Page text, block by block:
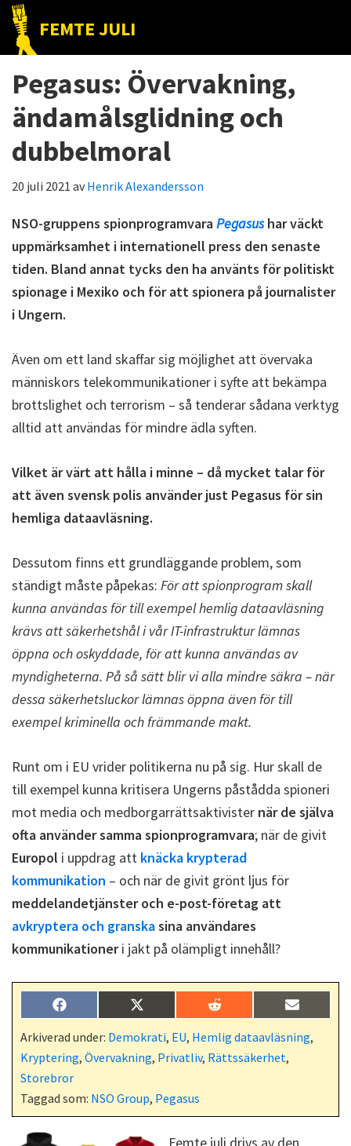
Hoppa
huvudnavigering
Hoppa
huvudinnehåll
Hoppa
det
primära
sidofältet
FEMTE JULI
Nätet
till
folket!
Pegasus: Övervakning,
ändamålsglidning och
dubbelmoral
20 juli 2021 avHenrik Alexandersson
NSO-gruppens spionprogramvaraPegasushar väckt
uppmärksamhet i internationell press den senaste
tiden. Bland annat tycks den ha använts för politiskt
spionage i Mexiko och för att spionera på journalister
i Ungern.
Även om ett land skaffar sig möjlighet att övervaka
människors telekommunikationer i syfte att bekämpa
brottslighet och terrorism – så tenderar sådana verktyg
alltid att användas för mindre ädla syften.
Vilket är värt att hålla i minne – då mycket talar för
att även svensk polis använder just Pegasus för sin
hemliga dataavläsning.
Dessutom finns ett grundläggande problem, som
ständigt måste påpekas: För att spionprogram skall
kunna användas för till exempel hemlig dataavläsning
krävs att säkerhetshål i vår IT-infrastruktur lämnas
öppna och oskyddade, för att kunna användas av
myndigheterna. På så sätt blir vi alla mindre säkra – när
dessa säkerhetsluckor lämnas öppna även för till
exempel kriminella och främmande makt.
Runt om i EU vrider politikerna nu på sig. Hur skall de
till exempel kunna kritisera Ungerns påstådda spioneri
mot media och medborgarrättsaktivister när de själva
ofta använder samma spionprogramvara; när de givit
Europol i uppdrag att knäcka krypterad
kommunikation – och när de givit grönt ljus för
meddelandetjänster och e-post-företag att
avkryptera och granskasina användares
kommunikationeri jakt på olämpligt innehåll?
Dela
på
F
a
c
b
o
o
k
Dela
på
X
(
T
i
e
Dela
på
R
e
d
d
i
Dela
på
E
-
p
o
Arkiverad under: Demokrati, EU, Hemlig dataavläsning,
Kryptering, Övervakning, Privatliv, Rättssäkerhet,
Storebror
Taggad som: NSO Group, Pegasus